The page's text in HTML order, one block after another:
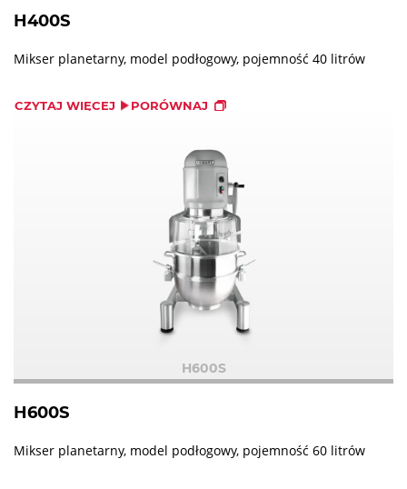
H400S
Mikser planetarny, model podłogowy, pojemność 40 litrów
CZYTAJ WIĘCEJ PORÓWNAJ
H600S
H600S
Mikser planetarny, model podłogowy, pojemność 60 litrów